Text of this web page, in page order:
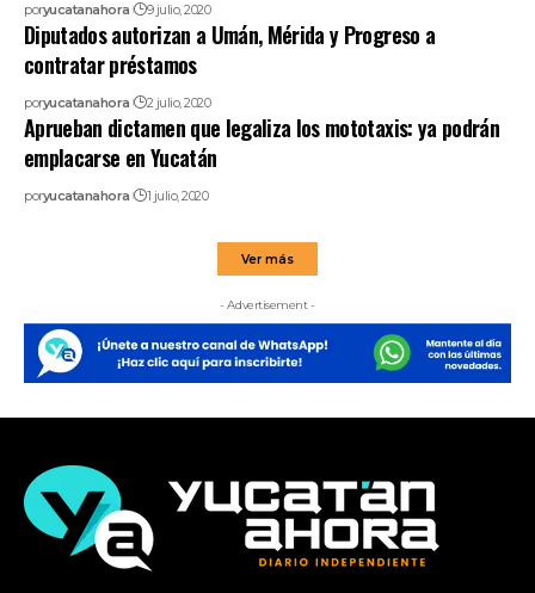
poryucatanahora 9 julio, 2020
Diputados autorizan a Umán, Mérida y Progreso a
contratar préstamos
poryucatanahora 2 julio, 2020
Aprueban dictamen que legaliza los mototaxis: ya podrán
emplacarse en Yucatán
poryucatanahora 1 julio, 2020
Ver más
- Advertisement -